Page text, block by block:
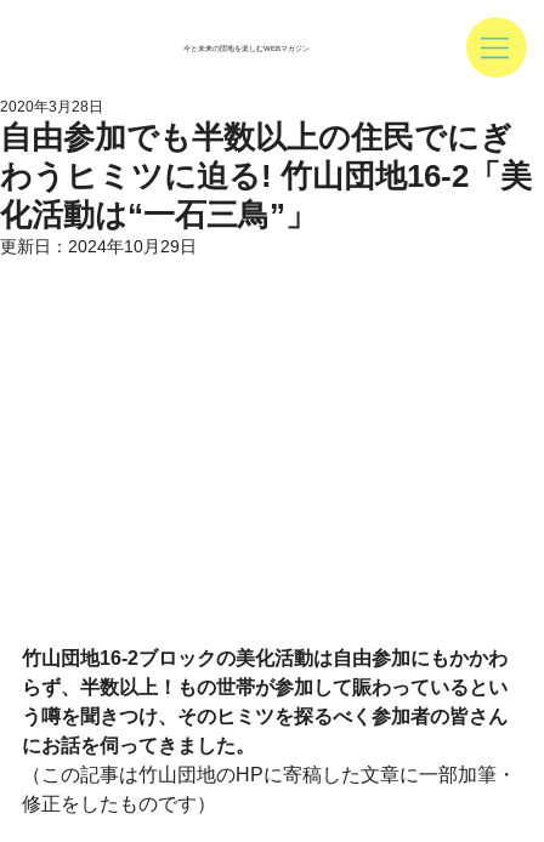
今と未来の団地を楽しむWEBマガジン
自由参加でも半数以上の住民でにぎ
わうヒミツに迫る! 竹山団地16-2「美
化活動は“一石三鳥”」
2020年3月28日
更新日： 2024年10月29日
竹山団地16‐2ブロックの美化活動は自由参加にもかかわ
らず、半数以上！もの世帯が参加して賑わっているとい
う噂を聞きつけ、そのヒミツを探るべく参加者の皆さん
にお話を伺ってきました。
（この記事は竹山団地のHPに寄稿した文章に一部加筆・
修正をしたものです）